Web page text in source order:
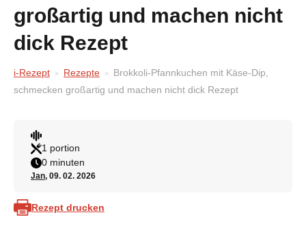
großartig und machen nicht
dick Rezept
i-Rezept Rezepte
Brokkoli-Pfannkuchen mit Käse-Dip,
schmecken großartig und machen nicht dick Rezept
1 portion
0 minuten
Jan, 09. 02. 2026
Rezept drucken